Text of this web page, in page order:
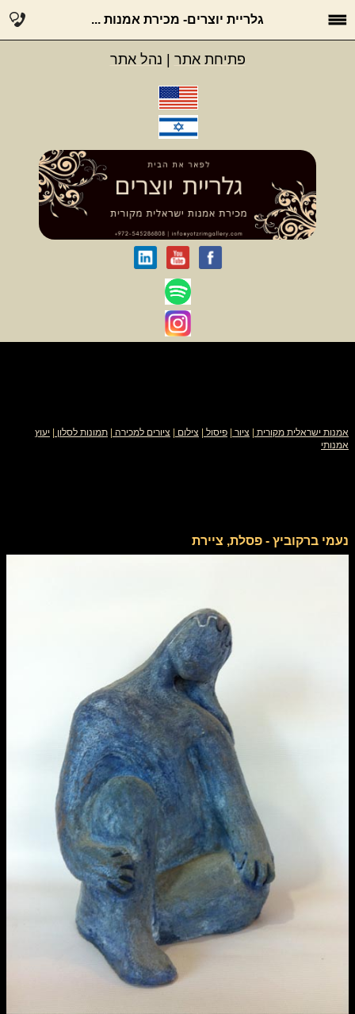
גלריית יוצרים- מכירת אמנות ...
פתיחת אתר נהל אתר
אמנות ישראלית מקורית ציור פיסול צילום ציורים למכירה תמונות לסלון
יעוץ
אמנותי
נעמי ברקוביץ - פסלת, ציירת